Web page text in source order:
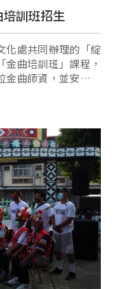
培訓班招生
化處共同辦理的「綻
曲培訓班」課程，
曲師資，並安排為
對音樂產業，有更